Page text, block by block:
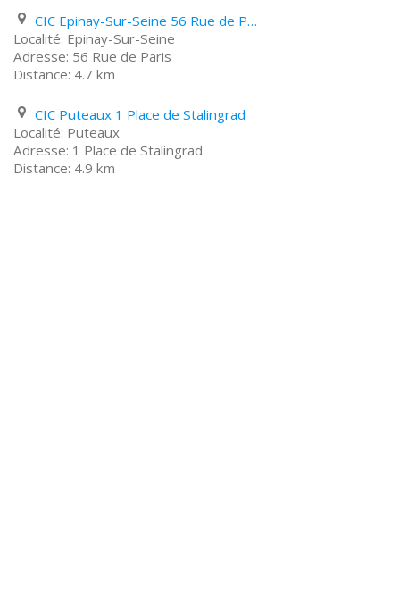
CIC Epinay-Sur-Seine 56 Rue de Paris
Epinay-Sur-Seine
56 Rue de Paris
4.7 km
CIC Puteaux 1 Place de Stalingrad
Puteaux
1 Place de Stalingrad
4.9 km